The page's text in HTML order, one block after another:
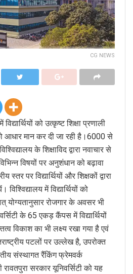
CG NEWS
विद्यार्थियों को उत्कृष्ट शिक्षा प्रणाली
को आधार मान कर दी जा रही है।6000 से
के शिक्षाविद द्वारा नवाचार से
विषयों पर अनुशंधान को बढ़ावा
स्तर पर विद्यार्थियों और शिक्षकों द्वारा
में विद्यार्थियों को
योग्यतानुसार रोजगार के अवसर भी
के 65 एकड़ कैंपस में विद्यार्थियों
विकाश का भी लक्ष्य रखा गया है एवं
पटलों पर उल्लेख है, उपरोक्त
संस्थागत रैंकिंग फ्रेमवर्क
सरकार यूनिवर्सिटी को यह